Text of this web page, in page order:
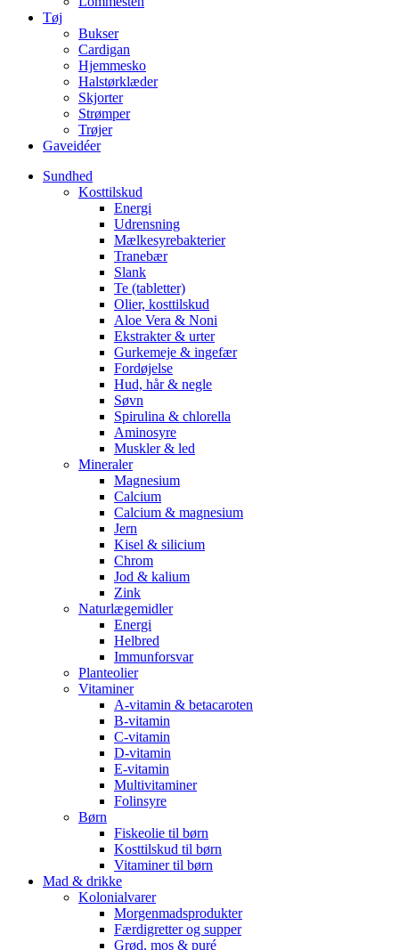
Tøj
Bukser
Cardigan
Hjemmesko
Halstørklæder
Skjorter
Strømper
Trøjer
Gaveidéer
Sundhed
Kosttilskud
Energi
Udrensning
Mælkesyrebakterier
Tranebær
Slank
Te (tabletter)
Olier, kosttilskud
Aloe Vera & Noni
Ekstrakter & urter
Gurkemeje & ingefær
Fordøjelse
Hud, hår & negle
Søvn
Spirulina & chlorella
Aminosyre
Muskler & led
Mineraler
Magnesium
Calcium
Calcium & magnesium
Jern
Kisel & silicium
Chrom
Jod & kalium
Zink
Naturlægemidler
Energi
Helbred
Immunforsvar
Planteolier
Vitaminer
A-vitamin & betacaroten
B-vitamin
C-vitamin
D-vitamin
E-vitamin
Multivitaminer
Folinsyre
Børn
Fiskeolie til børn
Kosttilskud til børn
Vitaminer til børn
Mad & drikke
Kolonialvarer
Morgenmadsprodukter
Færdigretter og supper
Grød, mos & puré